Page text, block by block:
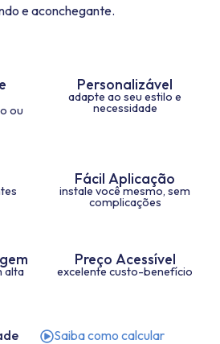
e aconchegante.
ou
Personalizável
adapte ao seu estilo e
necessidade
Fácil Aplicação
instale você mesmo, sem
complicações
alta
Preço Acessível
excelente custo-benefício
Saiba como calcular